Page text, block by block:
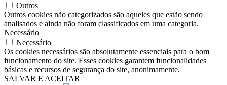
Outros
Outros cookies não categorizados são aqueles que estão sendo
analisados ​​e ainda não foram classificados em uma categoria.
Necessário
Necessário
Os cookies necessários são absolutamente essenciais para o bom
funcionamento do site. Esses cookies garantem funcionalidades
básicas e recursos de segurança do site, anonimamente.
SALVAR E ACEITAR